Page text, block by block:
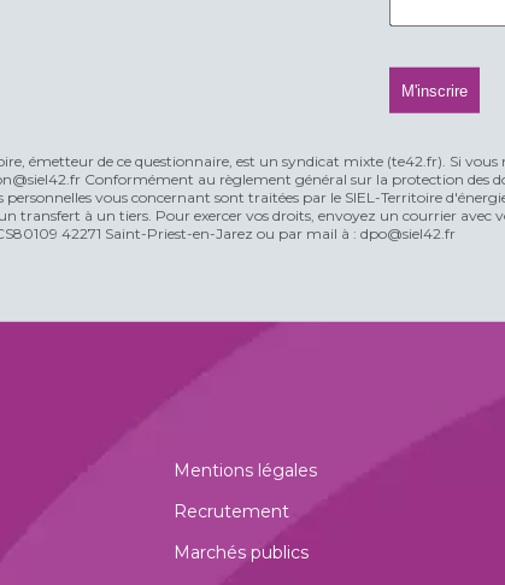
émetteur de ce questionnaire, est un syndicat mixte (te42.fr). Si
Conformément au règlement général sur la protection des
personnelles vous concernant sont traitées par le SIEL-Territoire
transfert à un tiers. Pour exercer vos droits, envoyez un courrier avec
42271 Saint-Priest-en-Jarez ou par mail à : dpo@siel42.fr
Mentions légales
Recrutement
Marchés publics